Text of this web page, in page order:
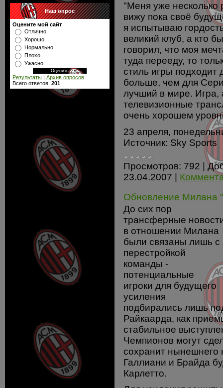
Наш опрос
Оцените мой сайт
Отлично
Хорошо
Нормально
Плохо
Ужасно
Результаты | Архив опросов
Всего ответов: 201
"Меня уже
вижу пока своё
я испытываю
великий клуб, а кто
говорил, что моя
туда перееду, то
стиль игры подходит
больше, чем для
лучший в мире. Игра,
телевизионные
очень хорошем
23 апреля,
Источник: Sky Sports
Просмотров: 792 |
23.04.2007 |
Обновление Милана
До сих пор
трансферные
в отношении Милана
были связаны лишь с
перестройкой
команды -
потенциальные
игроки для будущего
усиления
подбирались лишь
Райкаарда, как
стабильное
Чемпионов могут
сохранит нынешнего
Галлиани и Брайда
Карлетто.